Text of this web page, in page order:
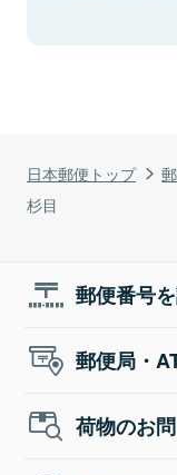
日本郵便トップ
杉目
郵便番号
郵便局・
荷物のお